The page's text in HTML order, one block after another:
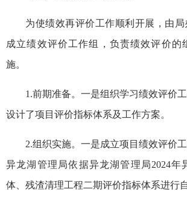
为使绩效再评价工作顺利开展，由
成立绩效评价工作组，负责绩效评价的
施。
1.前期准备。一是组织学习绩效评价
设计了项目评价指标体系及工作方案。
2.组织实施。一是成立项目绩效评价
异龙湖管理局依据异龙湖管理局2024年
体、残渣清理工程二期评价指标体系进行